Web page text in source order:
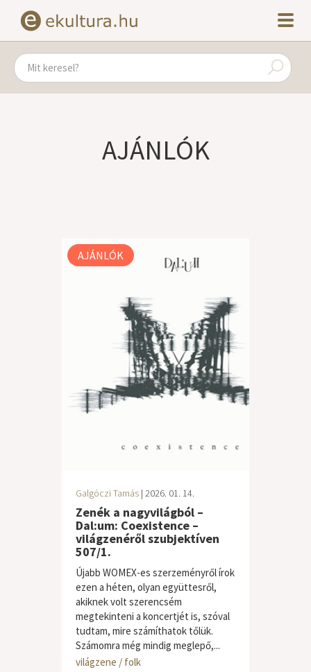
AJÁNLÓK
AJÁNLÓK
Galgóczi Tamás | 2026. 01. 14.
Zenék a nagyvilágból –
Dal:um: Coexistence –
világzenéről szubjektíven
507/1.
Újabb WOMEX-es szerzeményről írok
ezen a héten, olyan együttesről,
akiknek volt szerencsém
megtekinteni a koncertjét is, szóval
tudtam, mire számíthatok tőlük.
Számomra még mindig meglepő,...
világzene / folk